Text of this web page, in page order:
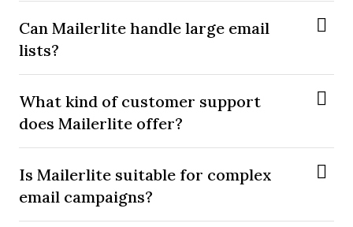
Can Mailerlite handle large email
lists?
What kind of customer support
does Mailerlite offer?
Is Mailerlite suitable for complex
email campaigns?